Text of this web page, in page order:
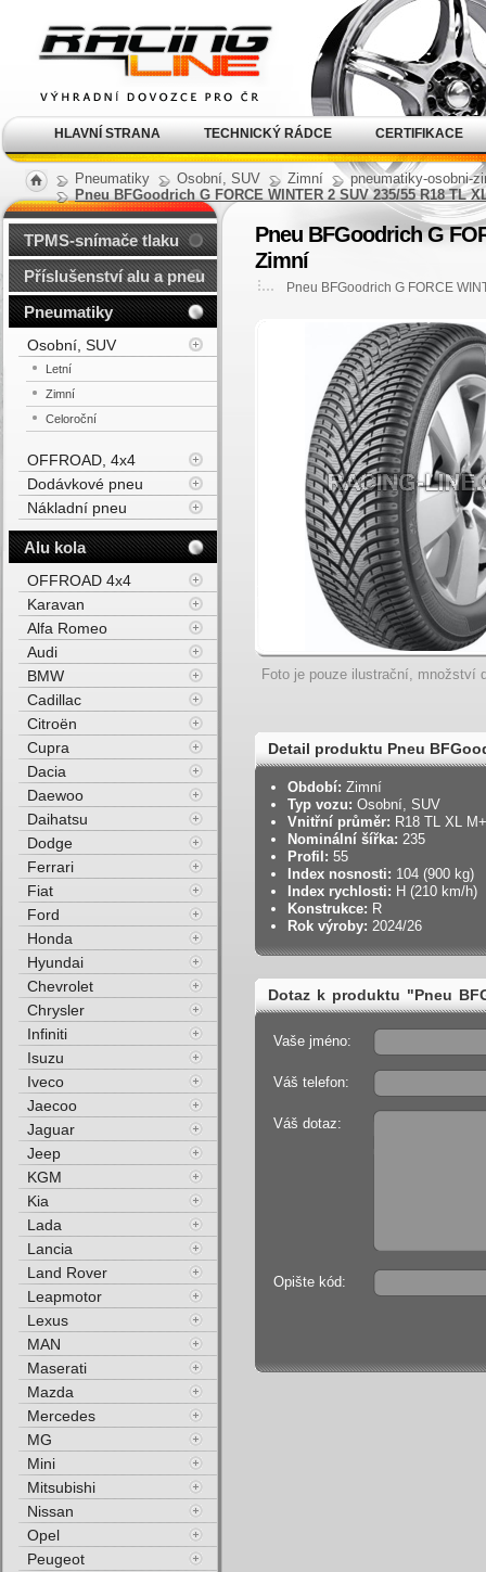
Pneumatiky Osobní, SUV Zimní
pneumatiky-osobni-
Pneu BFGoodrich G FORCE WINTER 2 SUV 235/55 R18 TL
Pneu BFGoodrich G
Zimní
Pneu BFGoodrich G FORCE
Foto je pouze ilustrační, množství
Detail produktu Pneu
M+S 3PMSF 104H Zimní
Období: Zimní
Typ vozu: Osobní, SUV
Vnitřní průměr: R18 TL XL
Nominální šířka: 235
Profil: 55
Index nosnosti: 104 (900 kg)
Index rychlosti: H (210 km/h)
Konstrukce: R
Rok výroby: 2024/26
Dotaz k produktu "Pneu
Vaše jméno:
Váš telefon:
Váš dotaz:
Opište kód:
TPMS-snímače tlaku
Příslušenství alu a pneu
Pneumatiky
Osobní, SUV
Letní
Zimní
Celoroční
OFFROAD, 4x4
Dodávkové pneu
Nákladní pneu
Alu kola
OFFROAD 4x4
Karavan
Alfa Romeo
Audi
BMW
Cadillac
Citroën
Cupra
Dacia
Daewoo
Daihatsu
Dodge
Ferrari
Fiat
Ford
Honda
Hyundai
Chevrolet
Chrysler
Infiniti
Isuzu
Iveco
Jaecoo
Jaguar
Jeep
KGM
Kia
Lada
Lancia
Land Rover
Leapmotor
Lexus
MAN
Maserati
Mazda
Mercedes
MG
Mini
Mitsubishi
Nissan
Opel
Peugeot
kola Racing Line
HLAVNÍ STRANA TECHNICKÝ RÁDCE CERTIFIKACE